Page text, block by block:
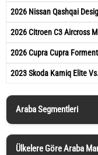
2026 Nissan Qashqai
2026 Citroen C3 Aircross
2026 Cupra Cupra
2023 Skoda Kamiq Elite
Araba Segmentleri
Ülkelere Göre Araba